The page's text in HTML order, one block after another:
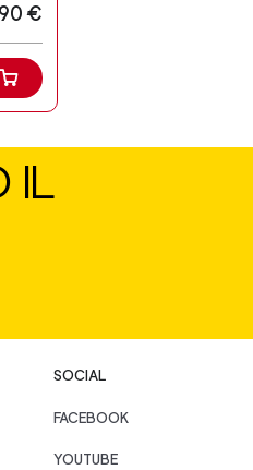
€
IL
SOCIAL
FACEBOOK
YOUTUBE